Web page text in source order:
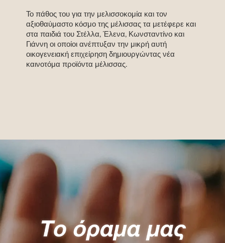
Το πάθος του για την μελισσοκομία και τον
αξιοθαύμαστο κόσμο της μέλισσας τα μετέφερε και
στα παιδιά του Στέλλα, Έλενα, Κωνσταντίνο και
Γιάννη οι οποίοι ανέπτυξαν την μικρή αυτή
οικογενειακή επιχείρηση δημιουργώντας νέα
καινοτόμα προϊόντα μέλισσας.